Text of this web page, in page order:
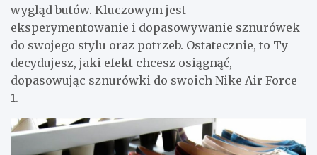
wygląd butów. Kluczowym jest
eksperymentowanie i dopasowywanie sznurówek
do swojego stylu oraz potrzeb. Ostatecznie, to Ty
decydujesz, jaki efekt chcesz osiągnąć,
dopasowując sznurówki do swoich Nike Air Force
1.